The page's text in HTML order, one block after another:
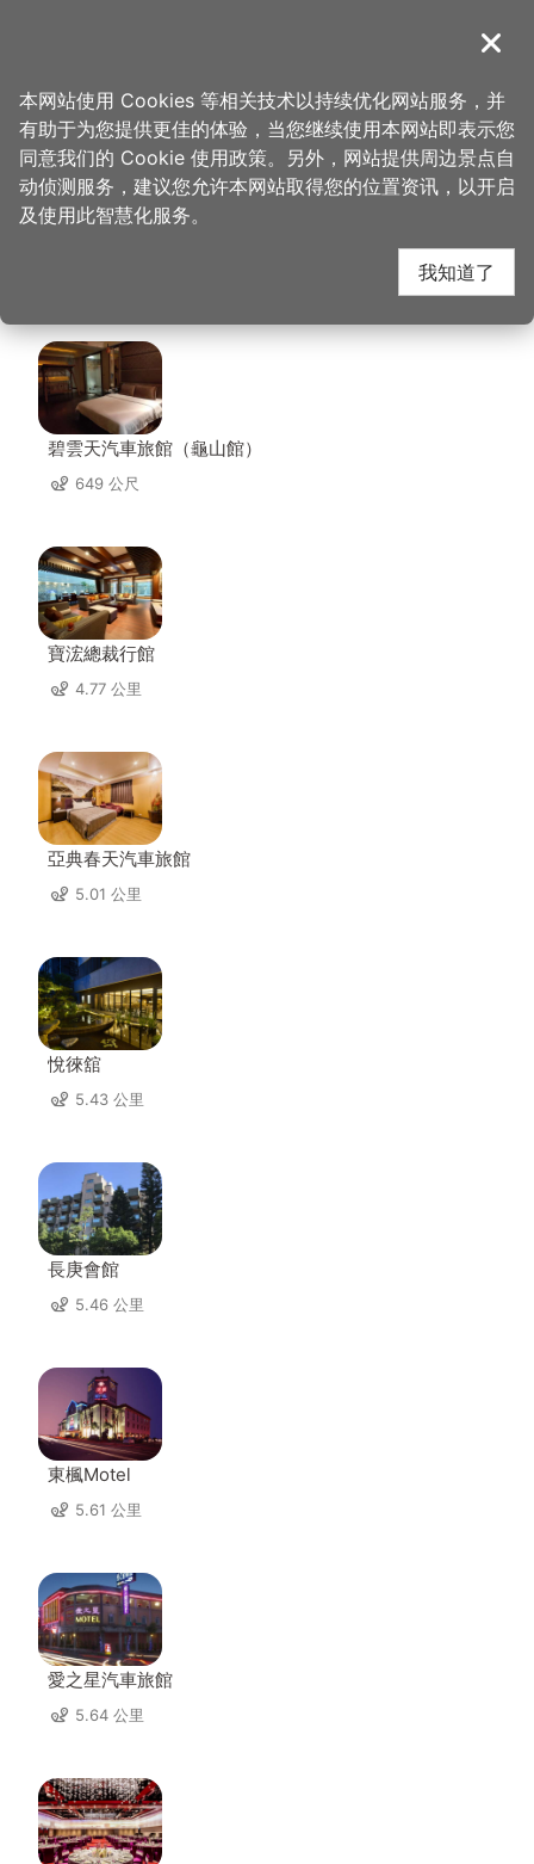
導覽
首页 > 想去的地方 > 住宿 > 天鹅湖汽车旅馆(2星)
天鹅湖汽车旅馆(2星)
周边住宿
碧雲天汽車旅館（龜山館）
649 公尺
寶浤總裁行館
4.77 公里
亞典春天汽車旅館
5.01 公里
悅徠舘
5.43 公里
長庚會館
5.46 公里
東楓Motel
5.61 公里
愛之星汽車旅館
5.64 公里
关闭
本网站使用 Cookies 等相关技术以持续优化网站服务，并
有助于为您提供更佳的体验，当您继续使用本网站即表示您
同意我们的 Cookie 使用政策。另外，网站提供周边景点自
动侦测服务，建议您允许本网站取得您的位置资讯，以开启
及使用此智慧化服务。
我知道了